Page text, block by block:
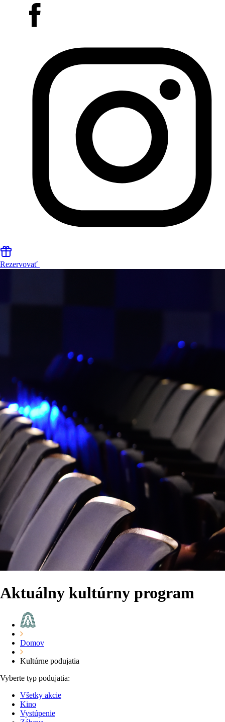
Rezervovať
Aktuálny kultúrny program
Domov
Kultúrne podujatia
Vyberte typ podujatia:
Všetky akcie
Kino
Vystúpenie